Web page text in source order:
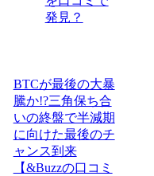
発見？
BTCが最後の大暴
騰か!?三角保ち合
いの終盤で半減期
に向けた最後のチ
ャンス到来
【&Buzzの口コミ